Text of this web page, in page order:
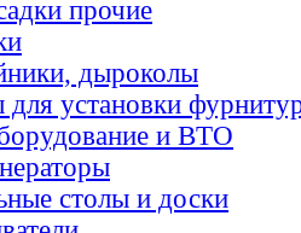
прочие
дыроколы
для установки
и ВТО
столы и доски